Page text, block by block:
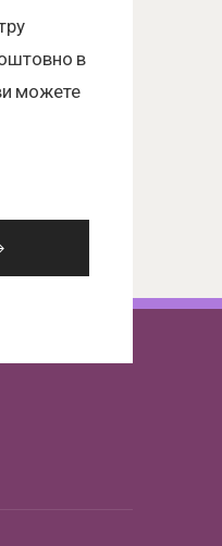
в
можете